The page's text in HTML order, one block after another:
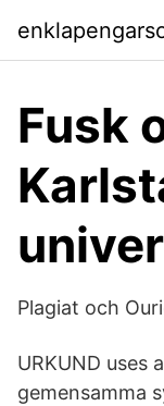
Fusk
Plagiat och
URKUND uses
gemensamma